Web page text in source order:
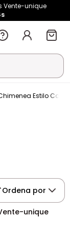
Vente-unique
Estilo
Ordena por
unique